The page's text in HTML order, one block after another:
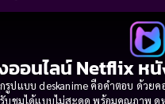
ออนไลน์ Netflix ห
ปแบบ deskanime คือคำตอบ ด้ว
ชมได้แบบไม่สะดุด พร้อมคุณภาพ ดู